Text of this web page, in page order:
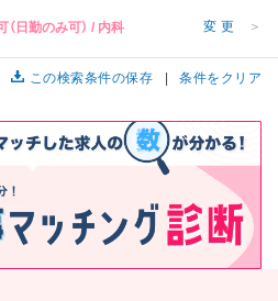
関西
担当業務
病棟、外来など
未経験歓迎、
土日祝休みなど
正社員、契約社員など
（日勤のみ可） / 内科 変更 ＞
この検索条件の保存 条件をクリア